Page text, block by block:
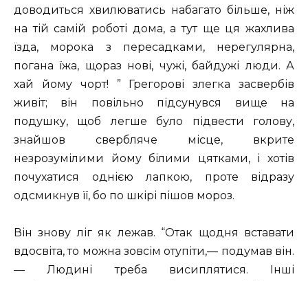
доводиться хвилюватись набагато більше, ніж
на тій самій роботі дома, а тут ще ця жахлива
їзда, морока з пересадками, нерегулярна,
погана їжа, щораз нові, чужі, байдужі люди. А
хай йому чорт! ” Грегорові злегка засвербів
живіт; він повільно підсунувся вище на
подушку, щоб легше було підвести голову,
знайшов свербляче місце, вкрите
незрозумілими йому білими цятками, і хотів
почухатися однією лапкою, проте відразу
одсмикнув її, бо по шкірі пішов мороз.
Він знову ліг як лежав. “Отак щодня вставати
вдосвіта, то можна зовсім отупіти,— подумав він.
— Людині треба висиплятися. Інші